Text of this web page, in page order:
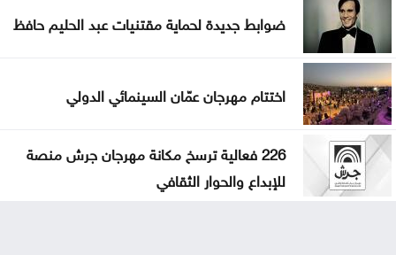
ضوابط جديدة لحماية مقتنيات عبد الحليم حافظ
اختتام مهرجان عمّان السينمائي الدولي
226 فعالية ترسخ مكانة مهرجان جرش منصة
للإبداع والحوار الثقافي